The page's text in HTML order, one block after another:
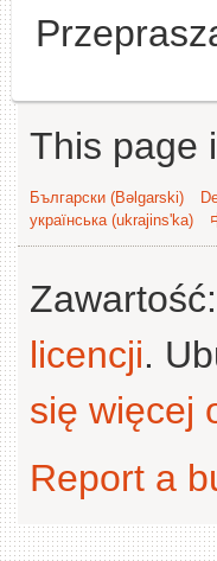
This page
Български (Bəlgarski)
українська (ukrajins'ka)
licencji.
się więcej
Report a